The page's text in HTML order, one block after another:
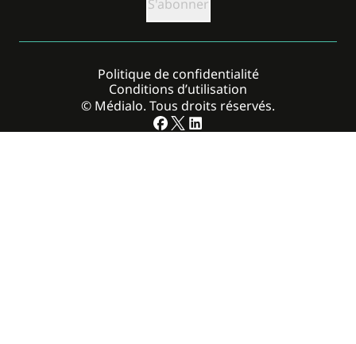
© Médialo. Tous droits réservés.
Politique de confidentialité
Conditions d’utilisation